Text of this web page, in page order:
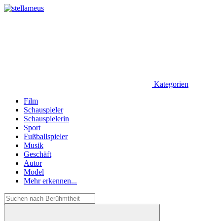
Kategorien
Film
Schauspieler
Schauspielerin
Sport
Fußballspieler
Musik
Geschäft
Autor
Model
Mehr erkennen...